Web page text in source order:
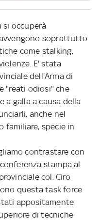
si occuperà
soprattutto
come stalking,
E' stata
dell'Arma di
"reati odiosi" che
a galla a causa della
anche nel
familiare, specie in
contrastare con
stampa al
col. Ciro
questa task force
appositamente
di tecniche